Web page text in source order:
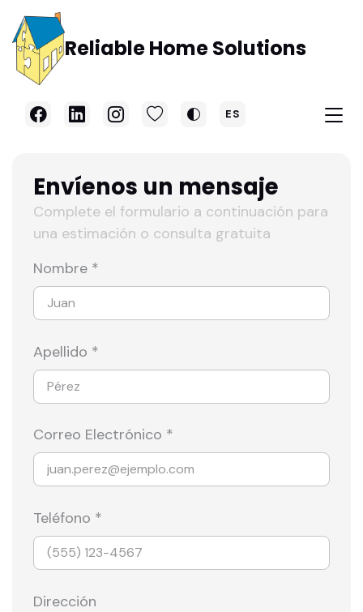
Skip to main content
Reliable Home Solutions
ES
Envíenos un mensaje
Complete el formulario a continuación para
una estimación o consulta gratuita
Nombre *
Apellido *
Correo Electrónico *
Teléfono *
Dirección